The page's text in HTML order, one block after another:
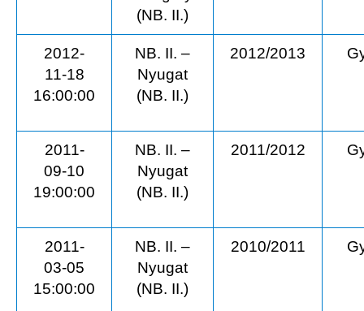
(NB. II.)
2012-
11-18
16:00:00
NB. II. –
Nyugat
(NB. II.)
2012/2013
2011-
09-10
19:00:00
NB. II. –
Nyugat
(NB. II.)
2011/2012
2011-
03-05
15:00:00
NB. II. –
Nyugat
(NB. II.)
2010/2011